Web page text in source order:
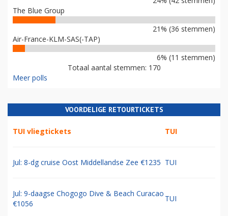
The Blue Group
21% (36 stemmen)
Air-France-KLM-SAS(-TAP)
6% (11 stemmen)
Totaal aantal stemmen: 170
Meer polls
VOORDELIGE RETOURTICKETS
TUI vliegtickets TUI
Jul: 8-dg cruise Oost Middellandse Zee €1235 TUI
Jul: 9-daagse Chogogo Dive & Beach Curacao
€1056
TUI